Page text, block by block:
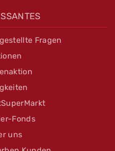
Fragen
Fonds
uns